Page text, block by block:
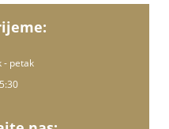
- petak